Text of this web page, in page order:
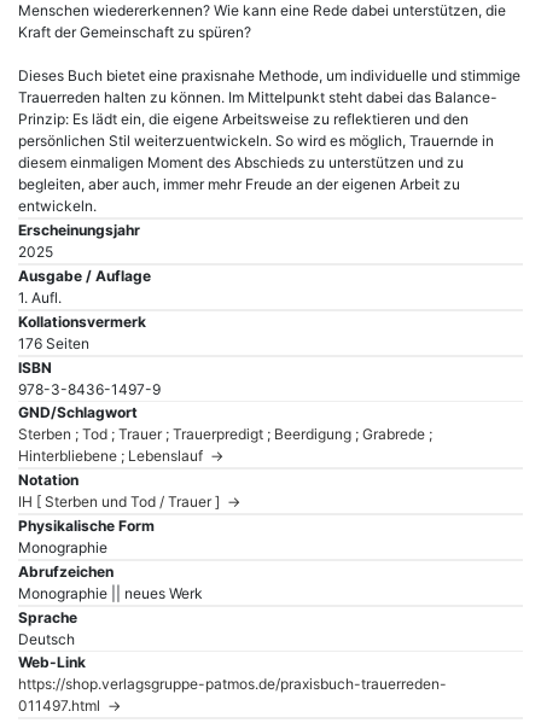
Menschen wiedererkennen? Wie kann eine Rede dabei unterstützen, die
Kraft der Gemeinschaft zu spüren?
Dieses Buch bietet eine praxisnahe Methode, um individuelle und stimmige
Trauerreden halten zu können. Im Mittelpunkt steht dabei das Balance-
Prinzip: Es lädt ein, die eigene Arbeitsweise zu reflektieren und den
persönlichen Stil weiterzuentwickeln. So wird es möglich, Trauernde in
diesem einmaligen Moment des Abschieds zu unterstützen und zu
begleiten, aber auch, immer mehr Freude an der eigenen Arbeit zu
entwickeln.
Erscheinungsjahr
2025
Ausgabe / Auflage
1. Aufl.
Kollationsvermerk
176 Seiten
ISBN
978-3-8436-1497-9
GND/Schlagwort
Sterben ; Tod ; Trauer ; Trauerpredigt ; Beerdigung ; Grabrede ;
Hinterbliebene ; Lebenslauf →
Notation
IH [ Sterben und Tod / Trauer ] →
Physikalische Form
Monographie
Abrufzeichen
Monographie || neues Werk
Sprache
Deutsch
Web-Link
https://shop.verlagsgruppe-patmos.de/praxisbuch-trauerreden-
011497.html →